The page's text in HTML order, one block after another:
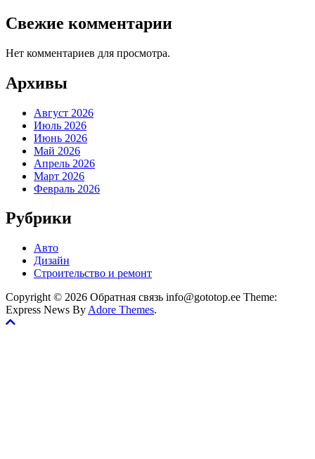
Свежие комментарии
Нет комментариев для просмотра.
Архивы
Август 2026
Июль 2026
Июнь 2026
Май 2026
Апрель 2026
Март 2026
Февраль 2026
Рубрики
Авто
Дизайн
Строительство и ремонт
Copyright © 2026 Обратная связь info@gototop.ee Theme:
Express News By Adore Themes.